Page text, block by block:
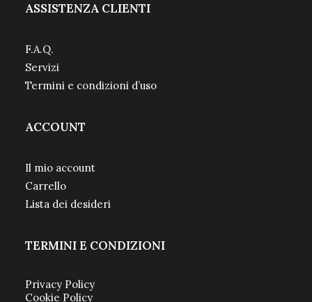
ASSISTENZA CLIENTI
F.A.Q.
Servizi
Termini e condizioni d’uso
ACCOUNT
Il mio account
Carrello
Lista dei desideri
TERMINI E CONDIZIONI
Privacy Policy
Cookie Policy